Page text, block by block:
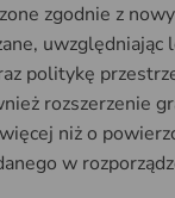
zgodnie z
uwzględniając
politykę
rozszerzenie
niż o
w